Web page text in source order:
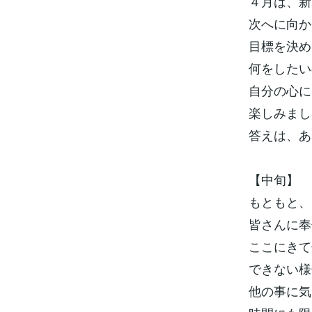
次へに向
目標を決
何をした
自分の心
楽しみま
答えは、
【中旬】
もともと
皆さんに
ここにき
できない
他の事に